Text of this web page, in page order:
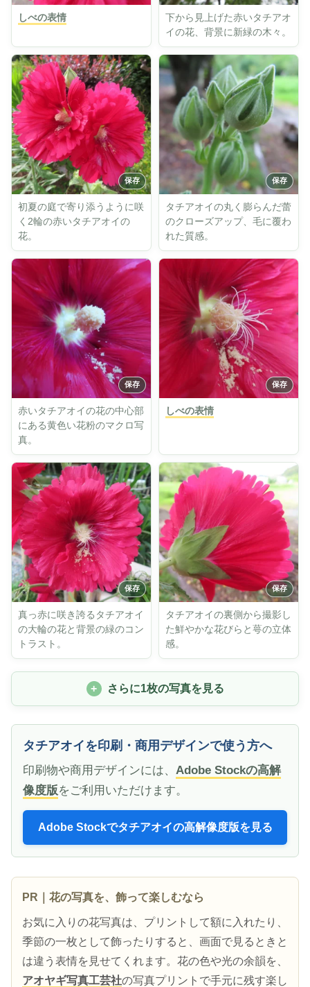
しべの表情
下から見上げた赤いタチアオ
イの花、背景に新緑の木々。
初夏の庭で寄り添うように咲
く2輪の赤いタチアオイの
花。
タチアオイの丸く膨らんだ蕾
のクローズアップ、毛に覆わ
れた質感。
赤いタチアオイの花の中心部
にある黄色い花粉のマクロ写
真。
しべの表情
真っ赤に咲き誇るタチアオイ
の大輪の花と背景の緑のコン
トラスト。
タチアオイの裏側から撮影し
た鮮やかな花びらと萼の立体
感。
さらに1枚の写真を見る
タチアオイを印刷・商用デザインで使う方へ
印刷物や商用デザインには、 Adobe Stockの高解
像度版をご利用いただけます。
Adobe Stockでタチアオイの高解像度版を見る
PR｜花の写真を、飾って楽しむなら
お気に入りの花写真は、プリントして額に入れたり、
季節の一枚として飾ったりすると、画面で見るときと
は違う表情を見せてくれます。花の色や光の余韻を、
アオヤギ写真工芸社の写真プリントで手元に残す楽し